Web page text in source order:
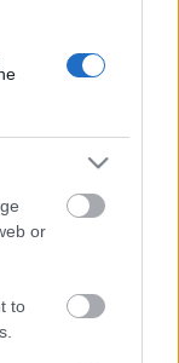
or
to
azért,
közben
Ízeinek
egyszerre
csak hosszú,